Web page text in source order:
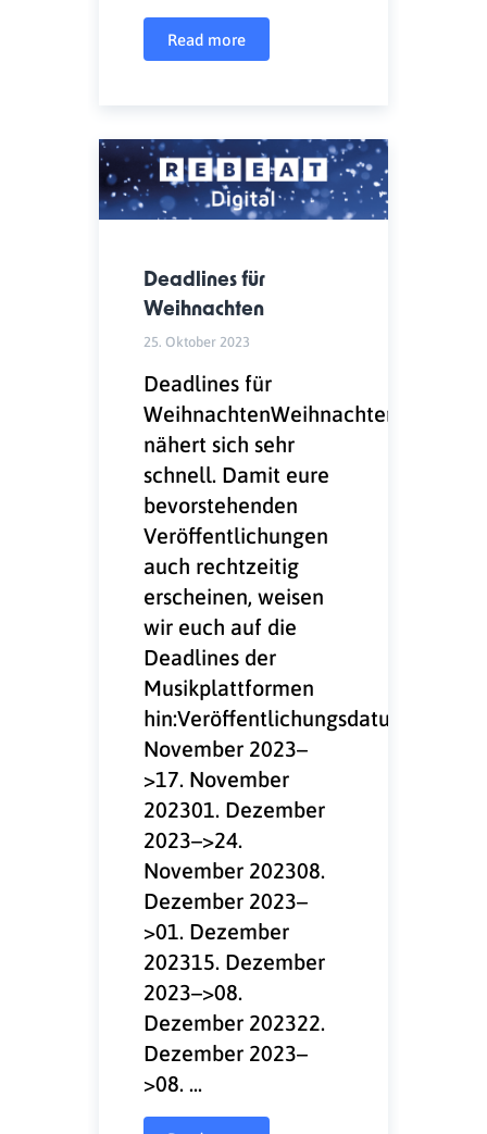
Read more
Deadlines für
Weihnachten
25. Oktober 2023
Deadlines für
WeihnachtenWeihnachten
nähert sich sehr
schnell. Damit eure
bevorstehenden
Veröffentlichungen
auch rechtzeitig
erscheinen, weisen
wir euch auf die
Deadlines der
Musikplattformen
November 2023–
>17. November
202301. Dezember
2023–>24.
November 202308.
Dezember 2023–
>01. Dezember
202315. Dezember
2023–>08.
Dezember 202322.
Dezember 2023–
>08. ...